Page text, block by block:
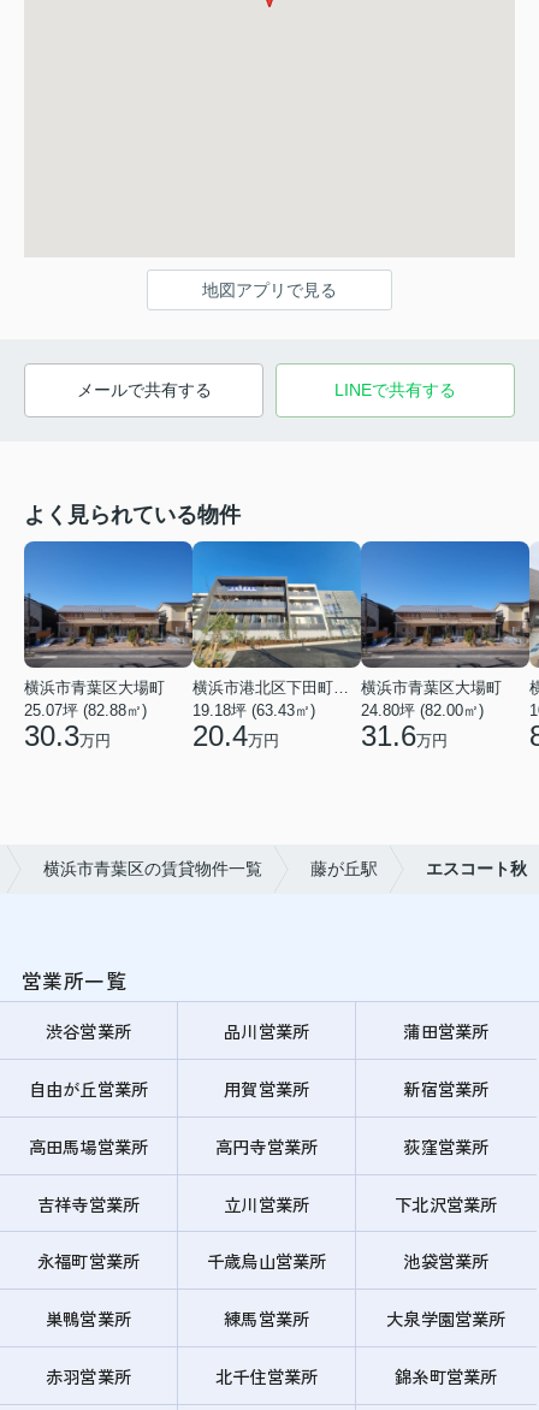
地図アプリで見る
メールで共有する LINEで共有する
よく見られている物件
横浜市青葉区大場町
25.07坪 (82.88㎡)
30.3万円
19.18坪 (63.43㎡)
20.4万円
横浜市青葉区大場町
24.80坪 (82.00㎡)
31.6万円
横浜市青葉区の賃貸物件一覧 藤が丘駅 エスコート秋
営業所一覧
渋谷営業所 品川営業所 蒲田営業所
自由が丘営業所 用賀営業所 新宿営業所
高田馬場営業所 高円寺営業所 荻窪営業所
吉祥寺営業所 立川営業所 下北沢営業所
永福町営業所 千歳烏山営業所 池袋営業所
巣鴨営業所 練馬営業所 大泉学園営業所
赤羽営業所 北千住営業所 錦糸町営業所